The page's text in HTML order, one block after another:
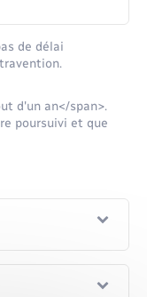
de délai
d'un an</span>.
poursuivi et que